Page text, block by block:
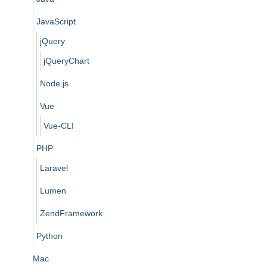
JavaScript
jQuery
jQueryChart
Node.js
Vue
Vue-CLI
PHP
Laravel
Lumen
ZendFramework
Python
Mac